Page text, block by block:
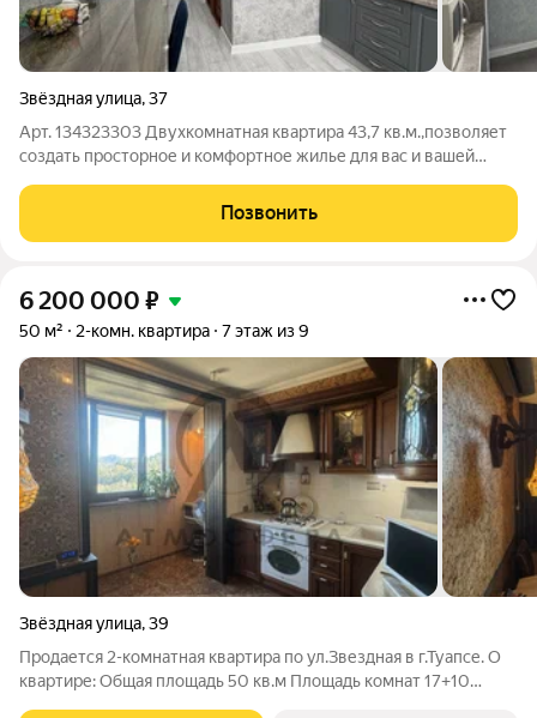
Звёздная улица,37
Арт. 134323303 Двухкомнатная квартира 43,7 кв.м.,позволяет
создать просторное и комфортное жилье для вас и вашей
панельного дома.Преимущество этой квартиры-
изолированные комнаты. Вы сможете
Позвонить
6 200 000 ₽
50 м² 2-комн. квартира 7 этаж из 9
Звёздная улица,39
Продается 2-комнатная квартира по ул.Звездная в г.Туапсе. О
квартире: Общая площадь 50 кв.м Площадь комнат 17+10